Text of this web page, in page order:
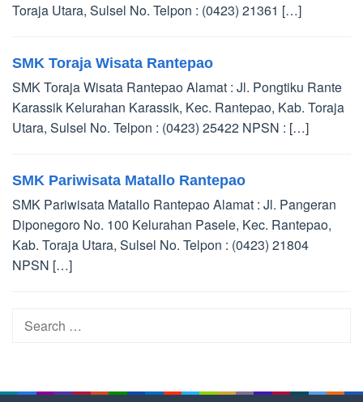
Toraja Utara, Sulsel No. Telpon : (0423) 21361 […]
SMK Toraja Wisata Rantepao
SMK Toraja Wisata Rantepao Alamat : Jl. Pongtiku Rante
Karassik Kelurahan Karassik, Kec. Rantepao, Kab. Toraja
Utara, Sulsel No. Telpon : (0423) 25422 NPSN : […]
SMK Pariwisata Matallo Rantepao
SMK Pariwisata Matallo Rantepao Alamat : Jl. Pangeran
Diponegoro No. 100 Kelurahan Pasele, Kec. Rantepao,
Kab. Toraja Utara, Sulsel No. Telpon : (0423) 21804
NPSN […]
Search